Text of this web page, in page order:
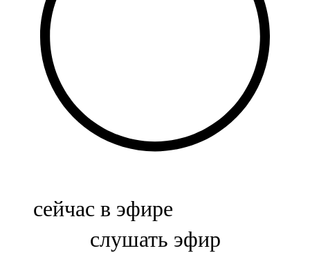
Балык бистәсе
104,9 FM
Баулы
107,5 FM
Биләр
Болгар
сейчас в эфире
слушать эфир